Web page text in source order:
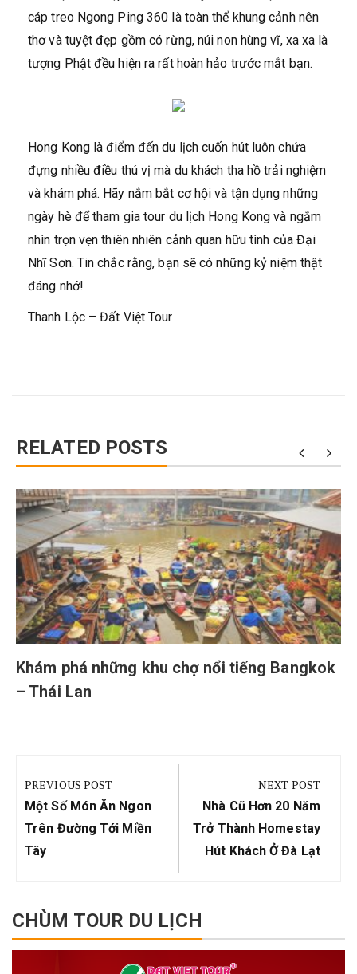
cáp treo Ngong Ping 360 là toàn thể khung cảnh nên
thơ và tuyệt đẹp gồm có rừng, núi non hùng vĩ, xa xa là
tượng Phật đều hiện ra rất hoàn hảo trước mắt bạn.
Hong Kong là điểm đến du lịch cuốn hút luôn chứa
đựng nhiều điều thú vị mà du khách tha hồ trải nghiệm
và khám phá. Hãy nắm bắt cơ hội và tận dụng những
ngày hè để tham gia tour du lịch Hong Kong và ngắm
nhìn trọn vẹn thiên nhiên cảnh quan hữu tình của Đại
Nhĩ Sơn. Tin chắc rằng, bạn sẽ có những kỷ niệm thật
đáng nhớ!
Thanh Lộc – Đất Việt Tour
RELATED POSTS
Khám phá những khu chợ nổi tiếng Bangkok
– Thái Lan
hướng
bài
viết
PREVIOUS POST
Previous
Post:
Một Số Món Ăn Ngon
Trên Đường Tới Miền
Tây
NEXT POST
Next
Post:
Nhà Cũ Hơn 20 Năm
Trở Thành Homestay
Hút Khách Ở Đà Lạt
CHÙM TOUR DU LỊCH